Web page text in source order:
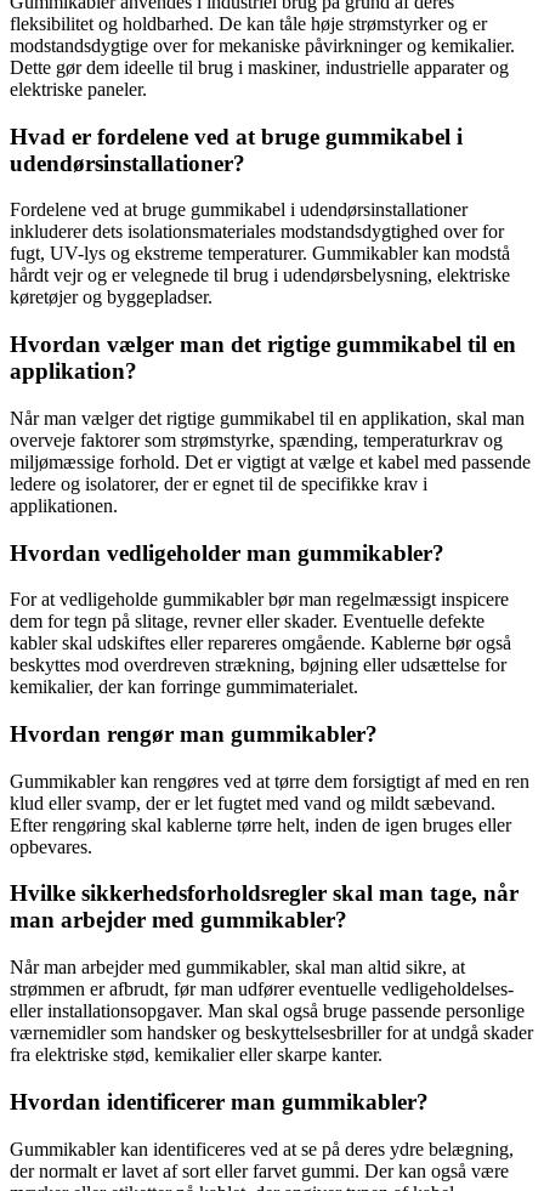
fleksibilitet og holdbarhed. De kan tåle høje strømstyrker og er
modstandsdygtige over for mekaniske påvirkninger og kemikalier.
Dette gør dem ideelle til brug i maskiner, industrielle apparater og
elektriske paneler.
Hvad er fordelene ved at bruge gummikabel i
udendørsinstallationer?
Fordelene ved at bruge gummikabel i udendørsinstallationer
inkluderer dets isolationsmateriales modstandsdygtighed over for
fugt, UV-lys og ekstreme temperaturer. Gummikabler kan modstå
hårdt vejr og er velegnede til brug i udendørsbelysning, elektriske
køretøjer og byggepladser.
Hvordan vælger man det rigtige gummikabel til en
applikation?
Når man vælger det rigtige gummikabel til en applikation, skal man
overveje faktorer som strømstyrke, spænding, temperaturkrav og
miljømæssige forhold. Det er vigtigt at vælge et kabel med passende
ledere og isolatorer, der er egnet til de specifikke krav i
applikationen.
Hvordan vedligeholder man gummikabler?
For at vedligeholde gummikabler bør man regelmæssigt inspicere
dem for tegn på slitage, revner eller skader. Eventuelle defekte
kabler skal udskiftes eller repareres omgående. Kablerne bør også
beskyttes mod overdreven strækning, bøjning eller udsættelse for
kemikalier, der kan forringe gummimaterialet.
Hvordan rengør man gummikabler?
Gummikabler kan rengøres ved at tørre dem forsigtigt af med en ren
klud eller svamp, der er let fugtet med vand og mildt sæbevand.
Efter rengøring skal kablerne tørre helt, inden de igen bruges eller
opbevares.
Hvilke sikkerhedsforholdsregler skal man tage, når
man arbejder med gummikabler?
Når man arbejder med gummikabler, skal man altid sikre, at
strømmen er afbrudt, før man udfører eventuelle vedligeholdelses-
eller installationsopgaver. Man skal også bruge passende personlige
værnemidler som handsker og beskyttelsesbriller for at undgå skader
fra elektriske stød, kemikalier eller skarpe kanter.
Hvordan identificerer man gummikabler?
Gummikabler kan identificeres ved at se på deres ydre belægning,
der normalt er lavet af sort eller farvet gummi. Der kan også være